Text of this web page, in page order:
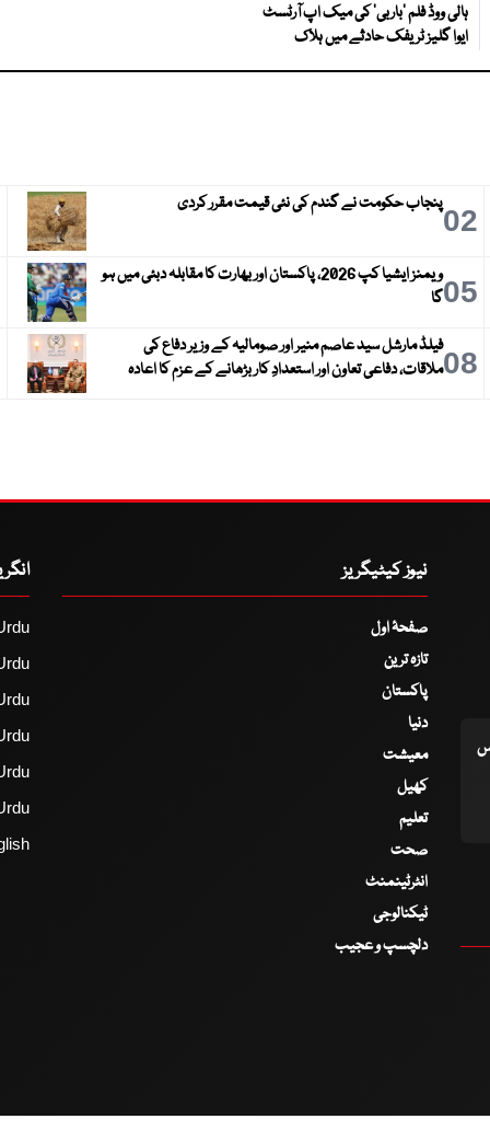
ہالی ووڈ فلم ’باربی‘ کی میک اپ آرٹسٹ
ایوا گلیز ٹریفک حادثے میں ہلاک
02پنجاب حکومت نے گندم کی نئی قیمت مقرر کردی
05
ویمنز ایشیا کپ 2026، پاکستان اور بھارت کا مقابلہ دبئی میں ہو
گا
08فیلڈ مارشل سید عاصم منیر اور صومالیہ کے وزیر دفاع کی
ملاقات، دفاعی تعاون اور استعدادِ کار بڑھانے کے عزم کا اعادہ
نیوز کیٹیگریز
صفحۂ اول
تازہ ترین
پاکستان
دنیا
معیشت
کھیل
تعلیم
صحت
انٹرٹینمنٹ
ٹیکنالوجی
دلچسپ و عجیب